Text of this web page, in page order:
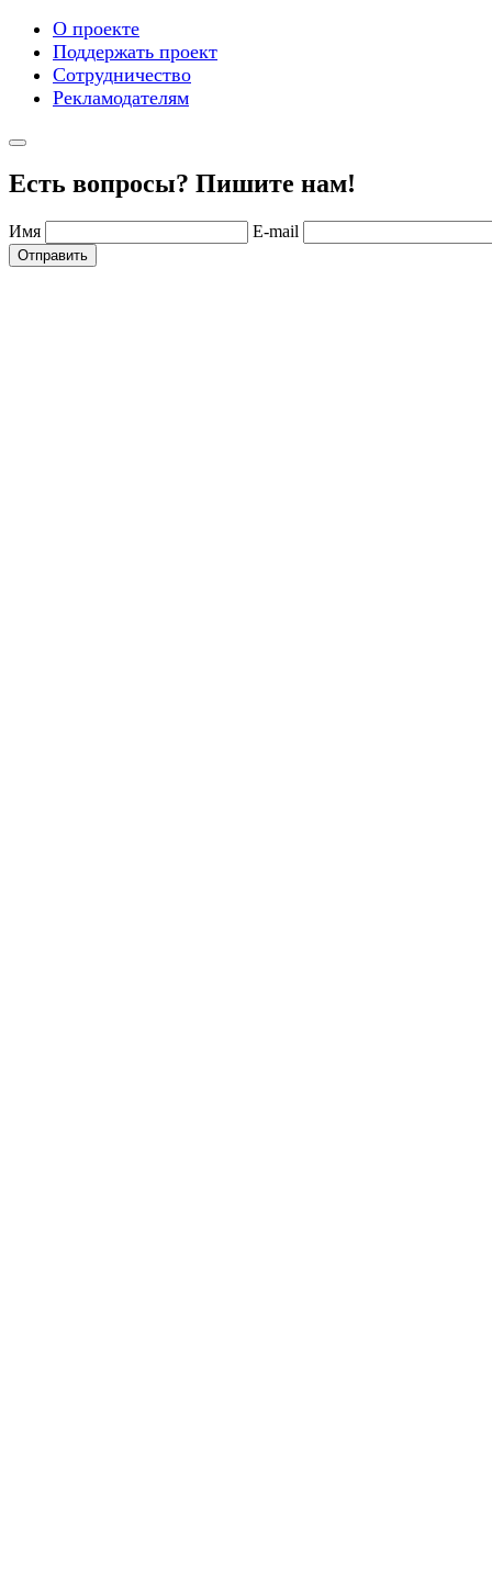
О проекте
Поддержать проект
Сотрудничество
Рекламодателям
Есть вопросы? Пишите нам!
Имя E-mail